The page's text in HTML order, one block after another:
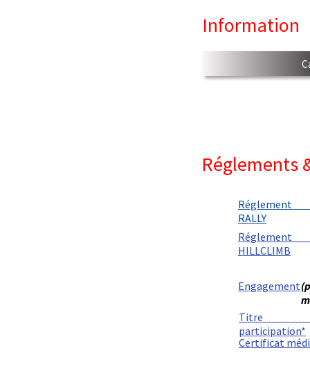
Information
Réglements
Réglement
RALLY
HILLCLIMB
Engagement
Titre
participation*
Certificat